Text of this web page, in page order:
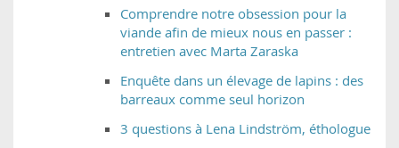
Comprendre notre obsession pour la
viande afin de mieux nous en passer :
entretien avec Marta Zaraska
Enquête dans un élevage de lapins : des
barreaux comme seul horizon
3 questions à Lena Lindström, éthologue